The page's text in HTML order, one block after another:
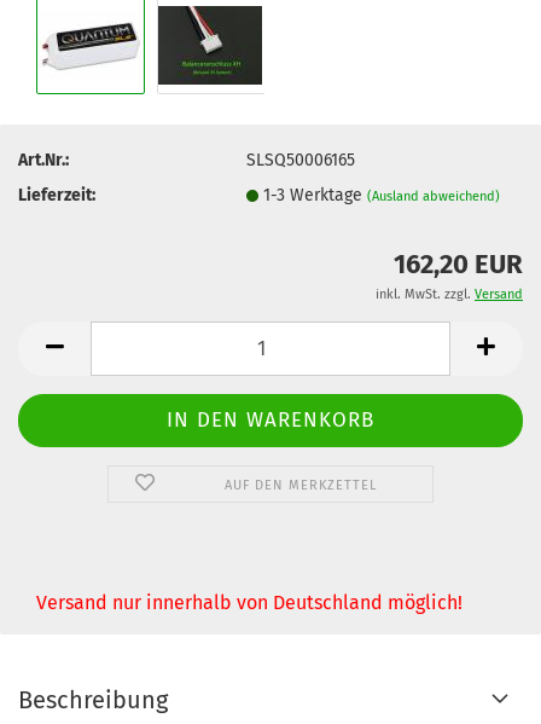
Art.Nr.:
SLSQ50006165
Lieferzeit:
1-3 Werktage(Ausland abweichend)
162,20 EUR
inkl. MwSt. zzgl. Versand
AUF DEN MERKZETTEL
Versand nur innerhalb von Deutschland möglich!
Beschreibung